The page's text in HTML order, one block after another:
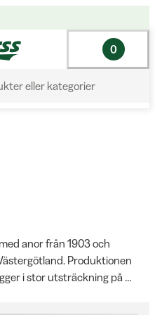
eller kategorier
0
anor från 1903 och
Produktionen
i stor utsträckning på
i Robur-serien, våtfoder i